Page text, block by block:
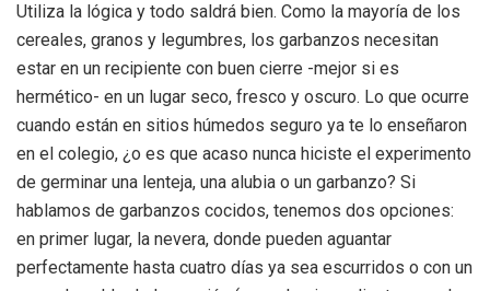
Utiliza la lógica y todo saldrá bien. Como la mayoría de los
cereales, granos y legumbres, los garbanzos necesitan
estar en un recipiente con buen cierre -mejor si es
hermético- en un lugar seco, fresco y oscuro. Lo que ocurre
cuando están en sitios húmedos seguro ya te lo enseñaron
en el colegio, ¿o es que acaso nunca hiciste el experimento
de germinar una lenteja, una alubia o un garbanzo? Si
hablamos de garbanzos cocidos, tenemos dos opciones:
en primer lugar, la nevera, donde pueden aguantar
perfectamente hasta cuatro días ya sea escurridos o con un